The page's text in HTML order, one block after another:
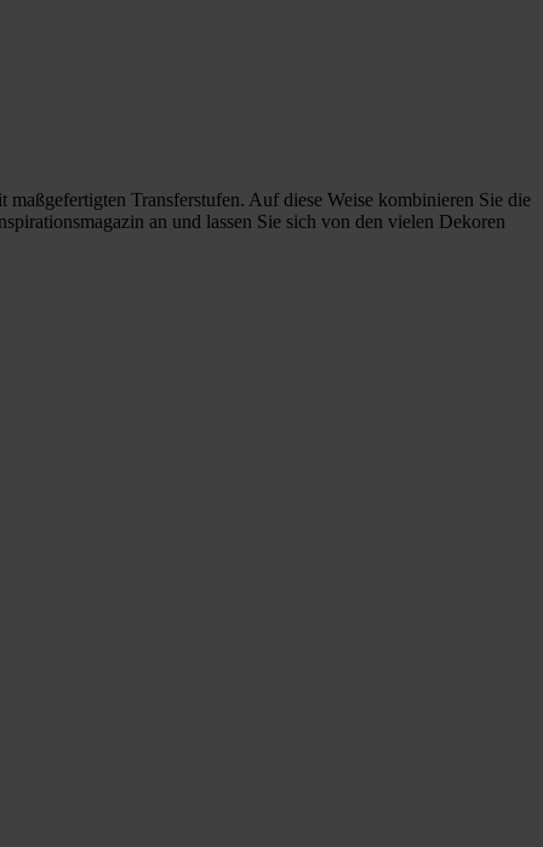
Transferstufen. Auf diese Weise kombinieren Sie die
an und lassen Sie sich von den vielen Dekoren